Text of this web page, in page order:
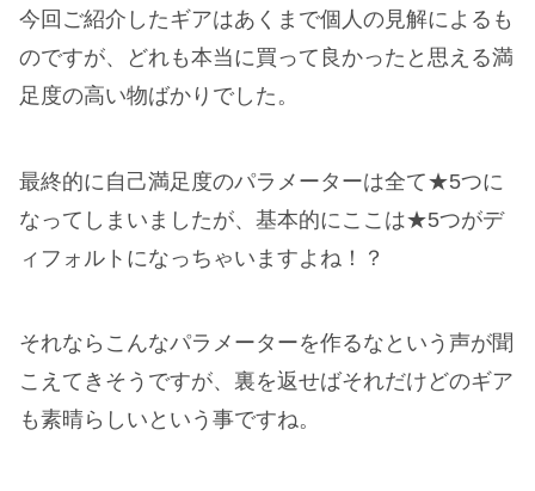
今回ご紹介したギアはあくまで個人の見解によるも
のですが、どれも本当に買って良かったと思える満
足度の高い物ばかりでした。
最終的に自己満足度のパラメーターは全て★5つに
なってしまいましたが、基本的にここは★5つがデ
ィフォルトになっちゃいますよね！？
それならこんなパラメーターを作るなという声が聞
こえてきそうですが、裏を返せばそれだけどのギア
も素晴らしいという事ですね。